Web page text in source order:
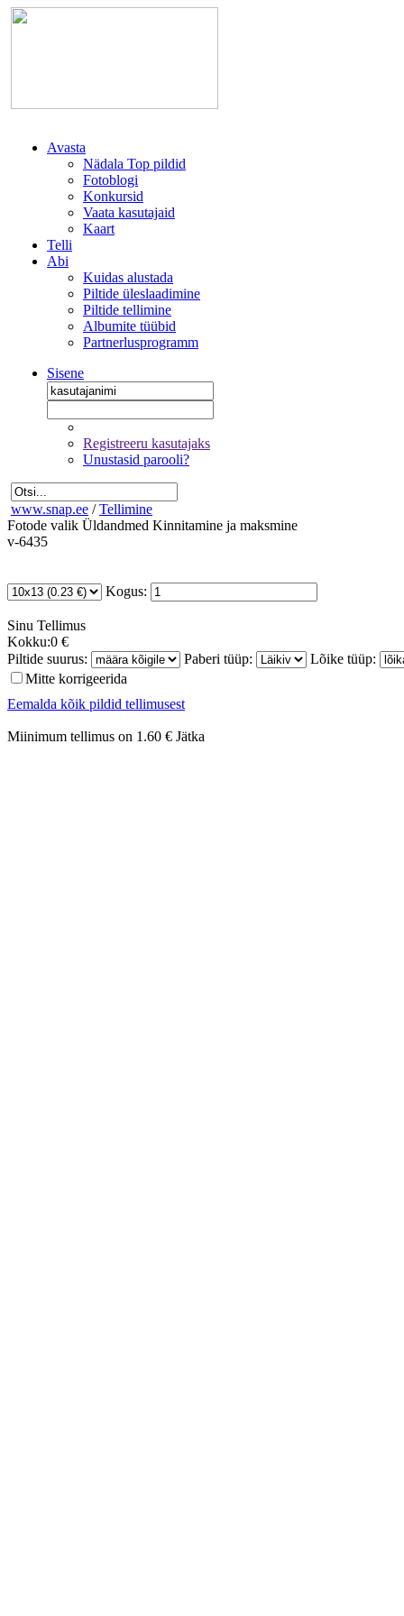
Avasta
Nädala Top pildid
Fotoblogi
Konkursid
Vaata kasutajaid
Kaart
Telli
Abi
Kuidas alustada
Piltide üleslaadimine
Piltide tellimine
Albumite tüübid
Partnerlusprogramm
Sisene
Registreeru kasutajaks
Unustasid parooli?
www.snap.ee / Tellimine
Fotode valik Üldandmed Kinnitamine ja maksmine
v-6435
Kogus:
Sinu Tellimus
Kokku:0 €
Piltide suurus:
Paberi tüüp:
Lõike tüüp:
Mitte korrigeerida
Eemalda kõik pildid tellimusest
Miinimum tellimus on 1.60 € Jätka